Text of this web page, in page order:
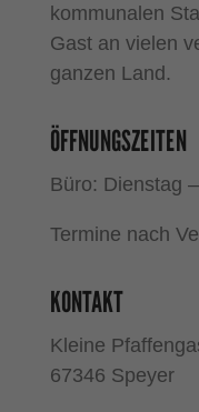
kommunalen
Gast an vielen
ganzen Land.
ÖFFNUNGSZEITEN
Büro: Dienstag
Termine nach
KONTAKT
Kleine
67346 Speyer